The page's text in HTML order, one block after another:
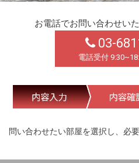
お電話でお問い合わせい
03-
電話受付
問い合わせたい部屋を選択し、必